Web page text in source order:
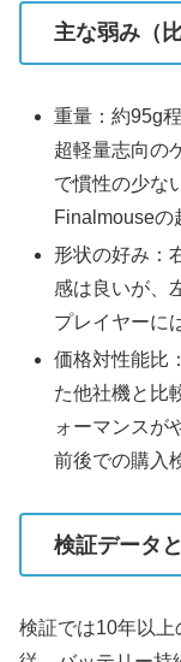
主な弱み（
重量：約95g
超軽量志向の
で慣性の少な
Finalmouseの
形状の好み：
感は良いが、
プレイヤーに
価格対性能比
た他社機と比
ォーマンスが
前後での購入
検証データ
検証では10年以上